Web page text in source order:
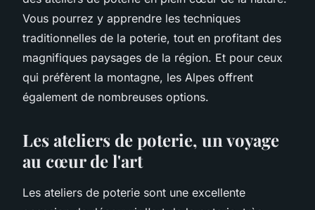
Vous pourrez y apprendre les techniques
traditionnelles de la poterie, tout en profitant des
magnifiques paysages de la région. Et pour ceux
qui préfèrent la montagne, les Alpes offrent
également de nombreuses options.
Les ateliers de poterie, un voyage
au cœur de l'art
Les ateliers de poterie sont une excellente